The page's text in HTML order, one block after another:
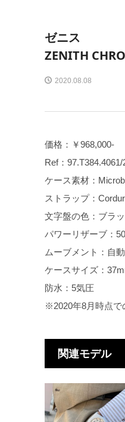
ゼニス
ZENITH
2020.08.08
価格：￥968,000-
Ref：
ケース素材：
ストラップ：
文字盤の色：ブラ
パワーリザーブ：
ムーブメント：自
ケースサイズ：
防水：5気圧
※2020年8月時点で
関連モデル